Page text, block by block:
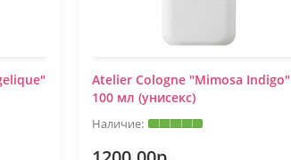
Atelier Cologne "Mimosa Indigo"
100 мл (унисекс)